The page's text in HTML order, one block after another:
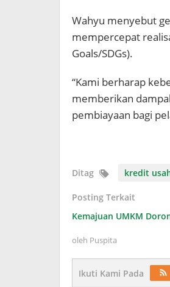
Wahyu menyebut
mempercepat
Goals/SDGs).
“Kami berharap
memberikan
pembiayaan bagi
Ditag kredit
Posting Terkait
Kemajuan UMKM
oleh Puspita
Ikuti Kami Pada